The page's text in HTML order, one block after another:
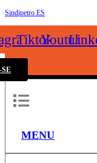
Sindipetro ES
TiktokYoutube
MENU